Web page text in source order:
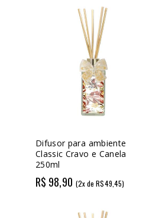
Difusor para ambiente
Classic Cravo e Canela
250ml
R$ 98,90 (2x de R$49,45)